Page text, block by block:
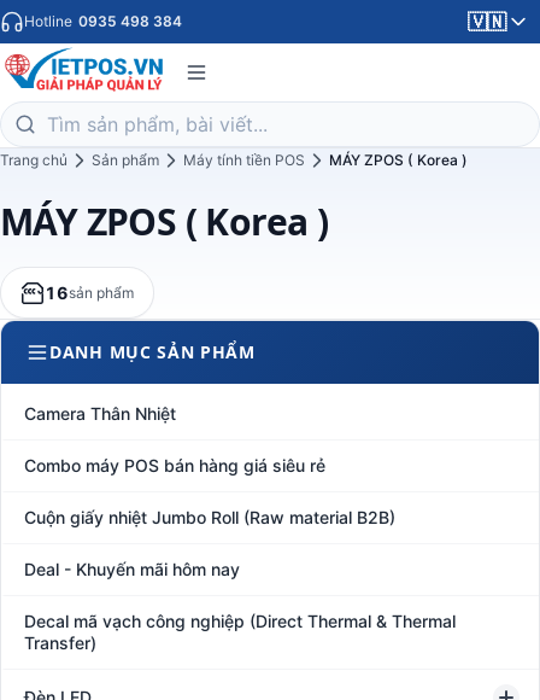
Hotline 0935 498 384 🇻🇳
Trang chủ Sản phẩm Máy tính tiền POS MÁY ZPOS ( Korea )
MÁY ZPOS ( Korea )
16sản phẩm
DANH MỤC SẢN PHẨM
Camera Thân Nhiệt
Combo máy POS bán hàng giá siêu rẻ
Cuộn giấy nhiệt Jumbo Roll (Raw material B2B)
Deal - Khuyến mãi hôm nay
Decal mã vạch công nghiệp (Direct Thermal & Thermal
Transfer)